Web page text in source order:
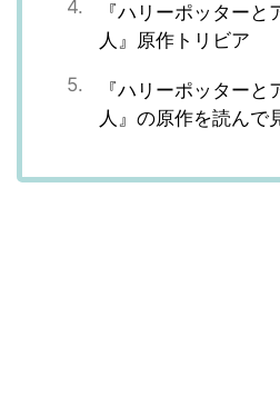
『ハリーポッターと
人』原作トリビア
『ハリーポッターと
人』の原作を読んで